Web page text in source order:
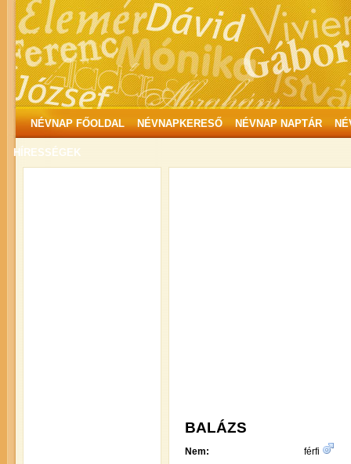
NÉVNAP FŐOLDAL NÉVNAPKERESŐ NÉVNAP NAPTÁR
HÍRESSÉGEK
BALÁZS
Nem: férfi